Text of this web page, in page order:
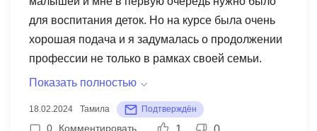
концепций бухгалтерии до более сложных
процессов учета и отчетности. Преподаватели
проявили глубокое понимание материала и
смогли доступно объяснить даже самые
курса была практическая направленность. Мы
для воспитания деток. Но на курсе была очень
хорошая подача и я задумалась о продолжении
профессии не только в рамках своей семьи.
Хочу отметить качество учебных материалов и
структурированы и легко воспринимаемы, а
Показать полностью
18.02.2024 Тамила Подтверждён
0 Комментировать